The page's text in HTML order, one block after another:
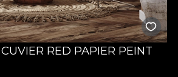
RED PAPIER PEINT